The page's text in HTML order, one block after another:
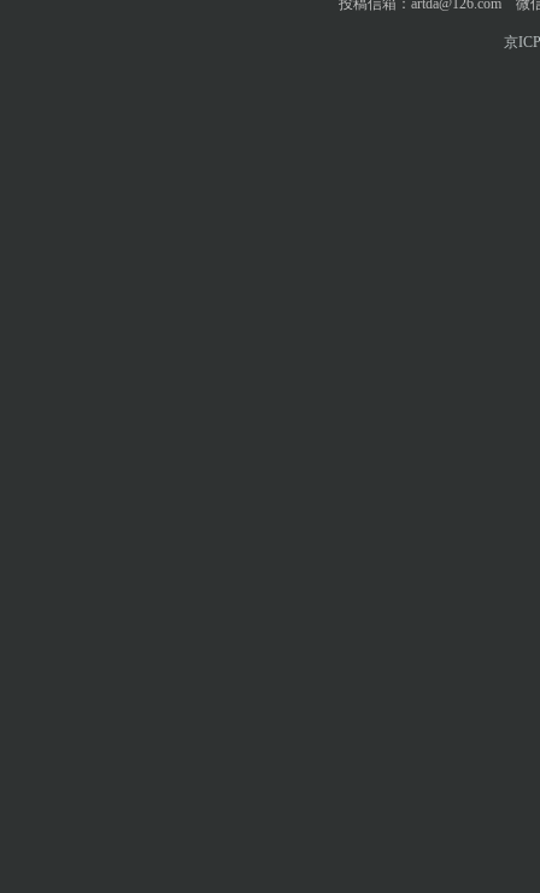
投稿信箱：artda@126.com 微
京